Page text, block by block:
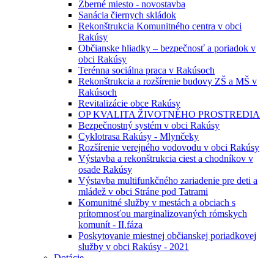
Zberné miesto - novostavba
Sanácia čiernych skládok
Rekonštrukcia Komunitného centra v obci
Rakúsy
Občianske hliadky – bezpečnosť a poriadok v
obci Rakúsy
Terénna sociálna praca v Rakúsoch
Rekonštrukcia a rozšírenie budovy ZŠ a MŠ v
Rakúsoch
Revitalizácie obce Rakúsy
OP KVALITA ŽIVOTNÉHO PROSTREDIA
Bezpečnostný systém v obci Rakúsy
Cyklotrasa Rakúsy - Mlynčeky
Rozšírenie verejného vodovodu v obci Rakúsy
Výstavba a rekonštrukcia ciest a chodníkov v
osade Rakúsy
Výstavba multifunkčného zariadenie pre deti a
mládež v obci Stráne pod Tatrami
Komunitné služby v mestách a obciach s
prítomnosťou marginalizovaných rómskych
komunít - II.fáza
Poskytovanie miestnej občianskej poriadkovej
služby v obci Rakúsy - 2021